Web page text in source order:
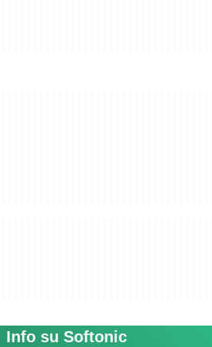
Info su Softonic